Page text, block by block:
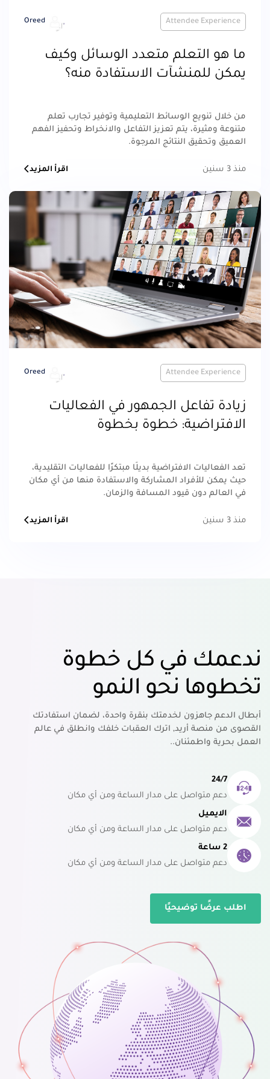
Attendee Experience
Oreed
ما هو التعلم متعدد الوسائل وكيف
يمكن للمنشآت الاستفادة منه؟
من خلال تنويع الوسائط التعليمية وتوفير تجارب تعلم
متنوعة ومثيرة، يتم تعزيز التفاعل والانخراط وتحفيز الفهم
العميق وتحقيق النتائج المرجوة.
منذ 3 سنين اقرأ المزيد
Attendee Experience
Oreed
زيادة تفاعل الجمهور في الفعاليات
الافتراضية: خطوة بخطوة
تعد الفعاليات الافتراضية بديلًا مبتكرًا للفعاليات التقليدية،
حيث يمكن للأفراد المشاركة والاستفادة منها من أي مكان
في العالم دون قيود المسافة والزمان.
منذ 3 سنين اقرأ المزيد
ندعمك في كل خطوة
تخطوها نحو النمو
أبطال الدعم جاهزون لخدمتك بنقرة واحدة، لضمان استفادتك
القصوى من منصة أريد, اترك العقبات خلفك وانطلق في عالم
العمل بحرية واطمئنان..
24/7
دعم متواصل على مدار الساعة ومن أي مكان
الايميل
دعم متواصل على مدار الساعة ومن أي مكان
2 ساعة
دعم متواصل على مدار الساعة ومن أي مكان
اطلب عرضًا توضيحيًا